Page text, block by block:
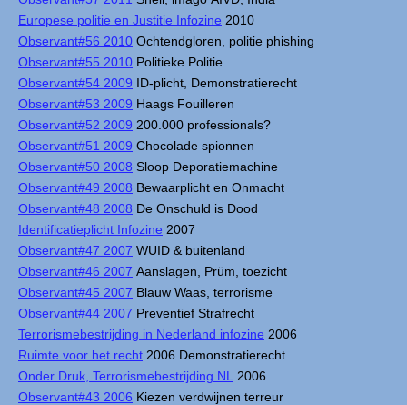
Europese politie en Justitie Infozine 2010
Observant#56 2010 Ochtendgloren, politie phishing
Observant#55 2010 Politieke Politie
Observant#54 2009 ID-plicht, Demonstratierecht
Observant#53 2009 Haags Fouilleren
Observant#52 2009 200.000 professionals?
Observant#51 2009 Chocolade spionnen
Observant#50 2008 Sloop Deporatiemachine
Observant#49 2008 Bewaarplicht en Onmacht
Observant#48 2008 De Onschuld is Dood
Identificatieplicht Infozine 2007
Observant#47 2007 WUID & buitenland
Observant#46 2007 Aanslagen, Prüm, toezicht
Observant#45 2007 Blauw Waas, terrorisme
Observant#44 2007 Preventief Strafrecht
Terrorismebestrijding in Nederland infozine 2006
Ruimte voor het recht 2006 Demonstratierecht
Onder Druk, Terrorismebestrijding NL
2006
Observant#43 2006 Kiezen verdwijnen terreur